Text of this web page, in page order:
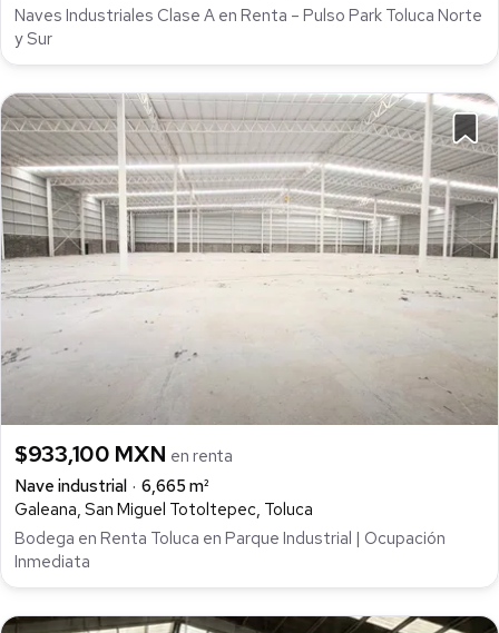
Naves Industriales Clase A en Renta – Pulso Park Toluca Norte
y Sur
$933,100 MXN en renta
Nave industrial
6,665 m²
Galeana, San Miguel Totoltepec, Toluca
Bodega en Renta Toluca en Parque Industrial | Ocupación
Inmediata